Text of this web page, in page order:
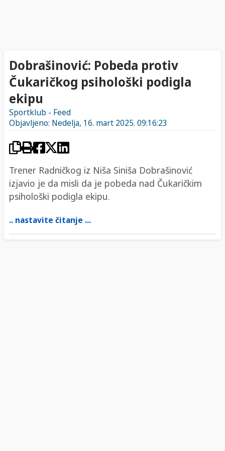
Dobrašinović: Pobeda protiv
Čukaričkog psihološki podigla
ekipu
Sportklub - Feed
Objavljeno: Nedelja, 16. mart 2025. 09:16:23
Trener Radničkog iz Niša Siniša Dobrašinović
izjavio je da misli da je pobeda nad Čukaričkim
psihološki podigla ekipu.
.. nastavite čitanje ...